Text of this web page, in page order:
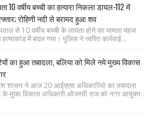
10 वर्षीय बच्ची का हत्यारा निकला डायल-112 में
रोहिणी नदी से बरामद हुआ शव
से 10 वर्षीय बच्ची के लापता होने का मामला महज
में बदल गया। पुलिस ने त्वरित कार्रवाई...
का हुआ तबादला, बलिया को मिले नये मुख्य विकास
शासन ने आज 20 आईएएस अधिकारियो का तबादला
के मुख्य विकास अधिकारी ओजस्वी राज को नगर आयुक्त